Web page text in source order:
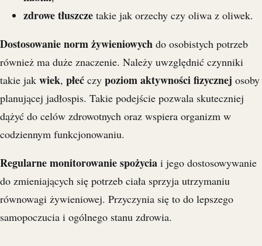
zdrowe tłuszcze takie jak orzechy czy oliwa z oliwek.
Dostosowanie norm żywieniowych do osobistych potrzeb
również ma duże znaczenie. Należy uwzględnić czynniki
takie jak wiek, płeć czy poziom aktywności fizycznej osoby
planującej jadłospis. Takie podejście pozwala skuteczniej
dążyć do celów zdrowotnych oraz wspiera organizm w
codziennym funkcjonowaniu.
Regularne monitorowanie spożycia i jego dostosowywanie
do zmieniających się potrzeb ciała sprzyja utrzymaniu
równowagi żywieniowej. Przyczynia się to do lepszego
samopoczucia i ogólnego stanu zdrowia.